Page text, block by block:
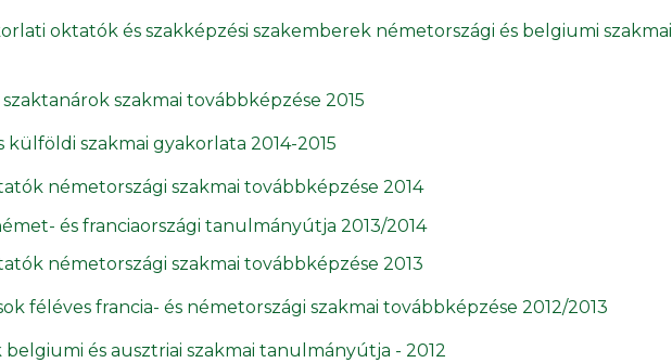
oktatók és szakképzési szakemberek németországi és belgiumi szakmai
szakmai továbbképzése 2015
külföldi szakmai gyakorlata 2014-2015
németországi szakmai továbbképzése 2014
és franciaországi tanulmányútja 2013/2014
németországi szakmai továbbképzése 2013
féléves francia- és németországi szakmai továbbképzése 2012/2013
és ausztriai szakmai tanulmányútja - 2012